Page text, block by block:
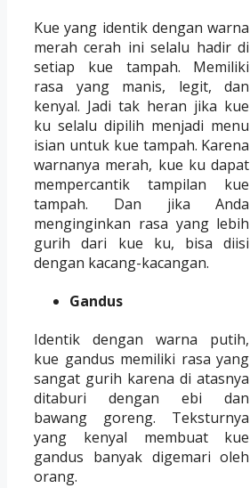
Kue yang identik dengan warna
merah cerah ini selalu hadir di
setiap kue tampah. Memiliki
rasa yang manis, legit, dan
kenyal. Jadi tak heran jika kue
ku selalu dipilih menjadi menu
isian untuk kue tampah. Karena
warnanya merah, kue ku dapat
mempercantik tampilan kue
tampah. Dan jika Anda
menginginkan rasa yang lebih
gurih dari kue ku, bisa diisi
dengan kacang-kacangan.
Gandus
Identik dengan warna putih,
kue gandus memiliki rasa yang
sangat gurih karena di atasnya
ditaburi dengan ebi dan
bawang goreng. Teksturnya
yang kenyal membuat kue
gandus banyak digemari oleh
orang.